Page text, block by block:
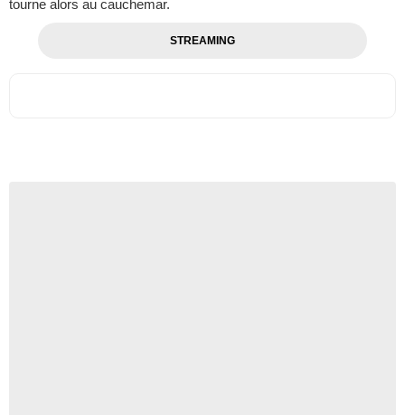
tourne alors au cauchemar.
STREAMING